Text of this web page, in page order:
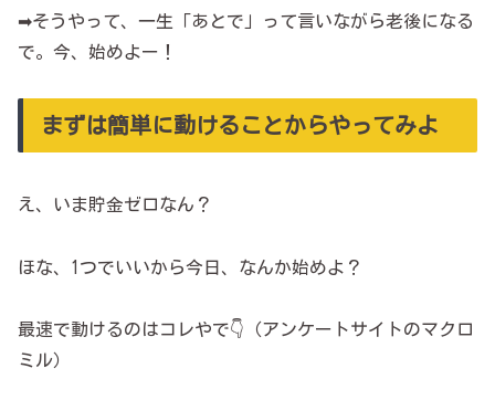
➡そうやって、一生「あとで」って言いながら老後になる
で。今、始めよー！
まずは簡単に動けることからやってみよ
え、いま貯金ゼロなん？
ほな、1つでいいから今日、なんか始めよ？
最速で動けるのはコレやで👇（アンケートサイトのマクロ
ミル）